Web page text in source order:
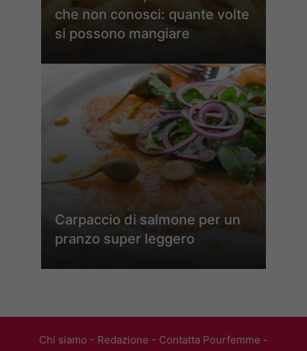
che non conosci: quante volte
si possono mangiare
Carpaccio di salmone per un
pranzo super leggero
Chi siamo - Redazione - Contatta Pourfemme -